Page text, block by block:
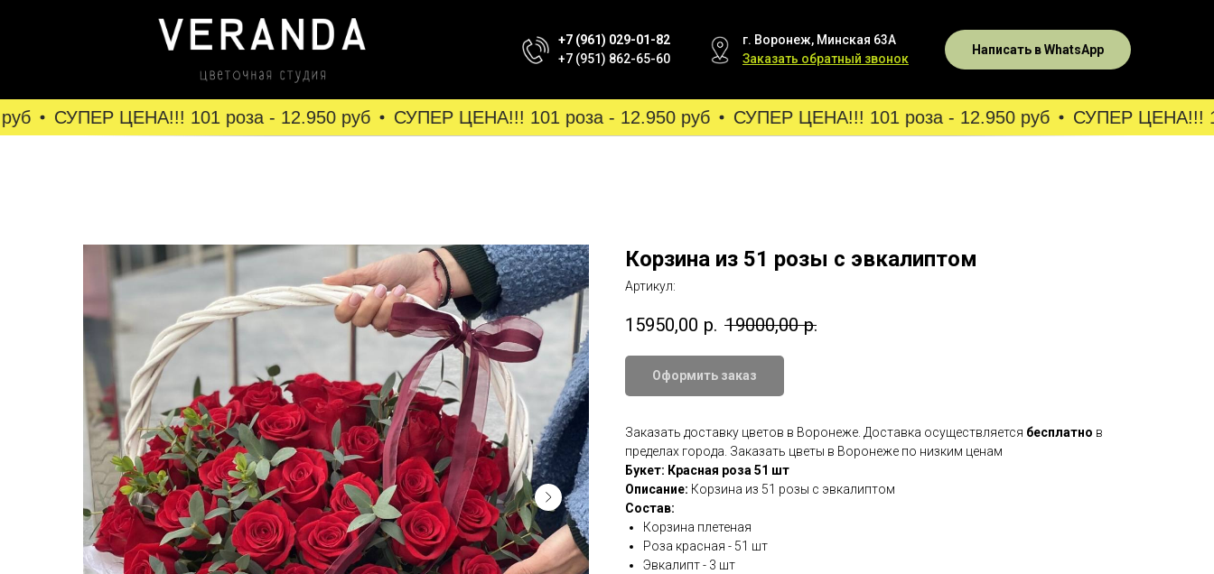
+7 (961) 029-01-82
+7 (951) 862-65-60
г. Воронеж, Минская 63А
Заказать обратный звонок
Написать в WhatsApp
СУПЕР ЦЕНА!!! 101 роза - 12.950 руб СУПЕР ЦЕНА!!! 101 роза - 12.950 руб СУПЕР ЦЕНА!!! 101 роза - 12.950 руб СУПЕР ЦЕНА!!!
Корзина из 51 розы с эвкалиптом
Артикул:
15950,00 р. 19000,00 р.
Оформить заказ
Заказать доставку цветов в Воронеже. Доставка осуществляется бесплатно в
пределах города. Заказать цветы в Воронеже по низким ценам
Букет: Красная роза 51 шт
Описание: Корзина из 51 розы с эвкалиптом
Состав:
Корзина плетеная
Роза красная - 51 шт
Эвкалипт - 3 шт